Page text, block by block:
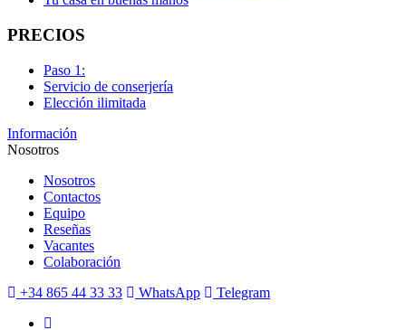
PRECIOS
Paso 1:
Servicio de conserjería
Elección ilimitada
Información
Nosotros
Nosotros
Contactos
Equipo
Reseñas
Vacantes
Colaboración
+34 865 44 33 33
WhatsApp Telegram